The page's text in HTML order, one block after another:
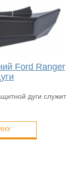
Ford Ranger
дуги служит